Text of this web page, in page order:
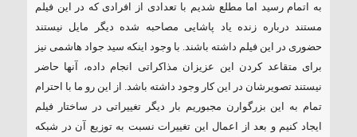
به اتمام رسید اما مطلع شدیم با تعدادی از افرادی که در این فیلم
مستند درباره زنده یاد پاشایی مصاحبه شده دیگر مایل نیستند
حضوری در این فیلم داشته باشند. با وجود اینکه سید جواد هاشمی نیز
برای متقاعد کردن این عزیزان مذاکراتی انجام داده، آنها حاضر
نیستند تصویرشان در این کار وجود داشته باشد. از این رو ما با احترام
تمام به این بزرگوارن مجبوریم بار دیگر تغییراتی در ساختار فیلم
ایجاد کنیم و بعد از اعمال این تغییرات نسبت به توزیع آن در شبکه